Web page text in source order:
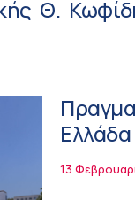
Θ.
Ελλάδα διαδερμικές εμφυτεύσεις ορθοτοπικής
13